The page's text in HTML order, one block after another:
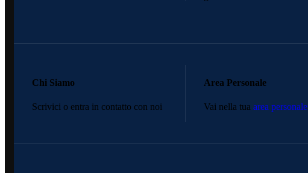
Chi Siamo
Scrivici o entra in contatto con noi
Area Personale
Vai nella tua area personale